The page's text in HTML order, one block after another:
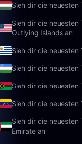
Sieh dir die neuesten
Sieh dir die neuesten
Outlying Islands an
Sieh dir die neuesten
Sieh dir die neuesten
Sieh dir die neuesten
Sieh dir die neuesten
Sieh dir die neuesten
Emirate an